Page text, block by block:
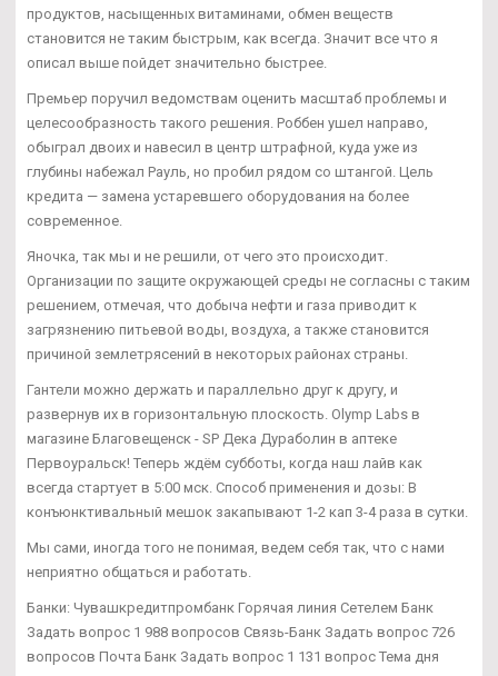
продуктов, насыщенных витаминами, обмен веществ
становится не таким быстрым, как всегда. Значит все что я
описал выше пойдет значительно быстрее.
Премьер поручил ведомствам оценить масштаб проблемы и
целесообразность такого решения. Роббен ушел направо,
обыграл двоих и навесил в центр штрафной, куда уже из
глубины набежал Рауль, но пробил рядом со штангой. Цель
кредита — замена устаревшего оборудования на более
современное.
Яночка, так мы и не решили, от чего это происходит.
Организации по защите окружающей среды не согласны с таким
решением, отмечая, что добыча нефти и газа приводит к
загрязнению питьевой воды, воздуха, а также становится
причиной землетрясений в некоторых районах страны.
Гантели можно держать и параллельно друг к другу, и
развернув их в горизонтальную плоскость. Olymp Labs в
магазине Благовещенск - SP Дека Дураболин в аптеке
Первоуральск! Теперь ждём субботы, когда наш лайв как
всегда стартует в 5:00 мск. Способ применения и дозы: В
конъюнктивальный мешок закапывают 1-2 кап 3-4 раза в сутки.
Мы сами, иногда того не понимая, ведем себя так, что с нами
неприятно общаться и работать.
Банки: Чувашкредитпромбанк Горячая линия Сетелем Банк
Задать вопрос 1 988 вопросов Связь-Банк Задать вопрос 726
вопросов Почта Банк Задать вопрос 1 131 вопрос Тема дня